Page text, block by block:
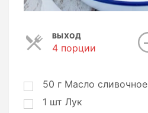
ВЫХОД
4 порции
ц
50 г Масло сливочное
1 шт Лук